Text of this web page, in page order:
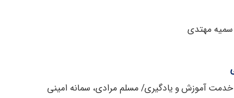
مهتدی
خدمت آموزش و یادگیری/ مسلم مرادی، سمانه امینی